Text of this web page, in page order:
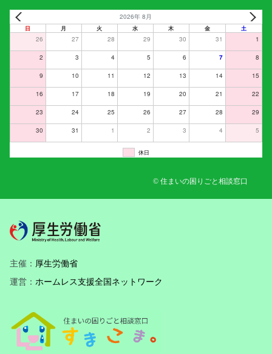
2026年 8月
日 月 火 水 木 金 土
26 27 28 29 30 31 1
2 3 4 5 6 7 8
9 10 11 12 13 14 15
16 17 18 19 20 21 22
23 24 25 26 27 28 29
30 31 1 2 3 4 5
休日
© 住まいの困りごと相談窓口
主催： 厚生労働省
運営： ホームレス支援全国ネットワーク